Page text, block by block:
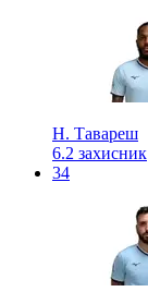
Н. Тавареш
6.2 захисник
34